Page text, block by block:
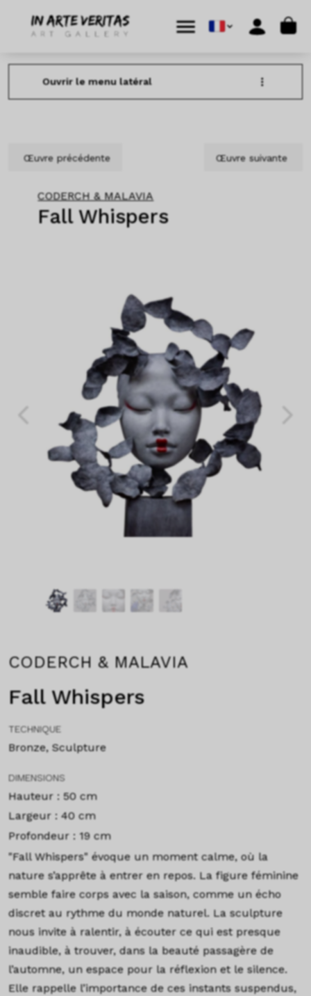
Cart
Œuvre précédente Œuvre suivante
CODERCH & MALAVIA
Fall Whispers
CODERCH & MALAVIA
Fall Whispers
TECHNIQUE
Bronze, Sculpture
DIMENSIONS
Hauteur : 50 cm
Largeur : 40 cm
Profondeur : 19 cm
"Fall Whispers" évoque un moment calme, où la
nature s’apprête à entrer en repos. La figure féminine
semble faire corps avec la saison, comme un écho
discret au rythme du monde naturel. La sculpture
nous invite à ralentir, à écouter ce qui est presque
inaudible, à trouver, dans la beauté passagère de
l’automne, un espace pour la réflexion et le silence.
Elle rappelle l’importance de ces instants suspendus,
Ouvrir le menu latéral